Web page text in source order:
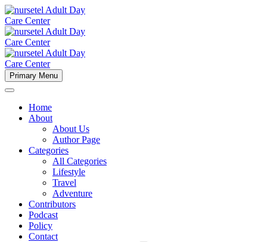
Primary Menu
Home
About
About Us
Author Page
Categories
All Categories
Lifestyle
Travel
Adventure
Contributors
Podcast
Policy
Contact